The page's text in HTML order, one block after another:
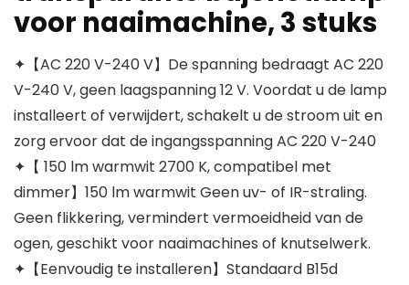
voor naaimachine, 3 stuks
✦【AC 220 V-240 V】De spanning bedraagt AC 220
V-240 V, geen laagspanning 12 V. Voordat u de lamp
installeert of verwijdert, schakelt u de stroom uit en
zorg ervoor dat de ingangsspanning AC 220 V-240
✦【 150 lm warmwit 2700 K, compatibel met
dimmer】150 lm warmwit Geen uv- of IR-straling.
Geen flikkering, vermindert vermoeidheid van de
ogen, geschikt voor naaimachines of knutselwerk.
✦【Eenvoudig te installeren】Standaard B15d